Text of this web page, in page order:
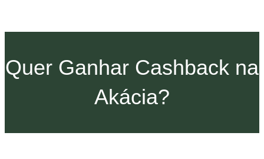
Quer Ganhar Cashback na
Akácia?